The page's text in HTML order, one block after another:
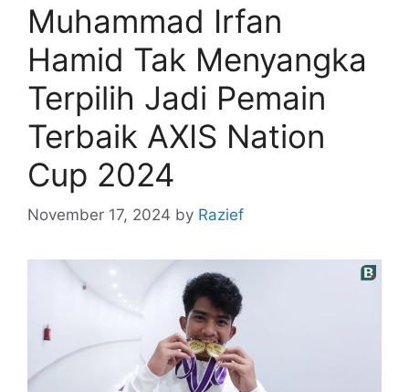
Muhammad Irfan
Hamid Tak Menyangka
Terpilih Jadi Pemain
Terbaik AXIS Nation
Cup 2024
November 17, 2024 by Razief